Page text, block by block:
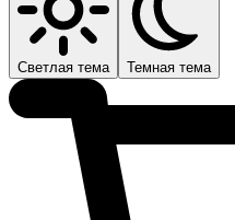
Светлая тема Темная тема